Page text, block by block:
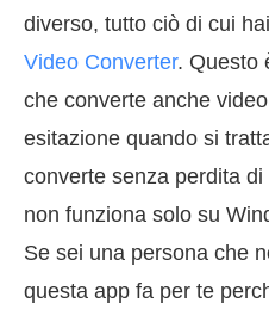
diverso, tutto ciò di cui
Video Converter. Questo
che converte anche
esitazione quando si
converte senza perdita
non funziona solo su
Se sei una persona che
questa app fa per te